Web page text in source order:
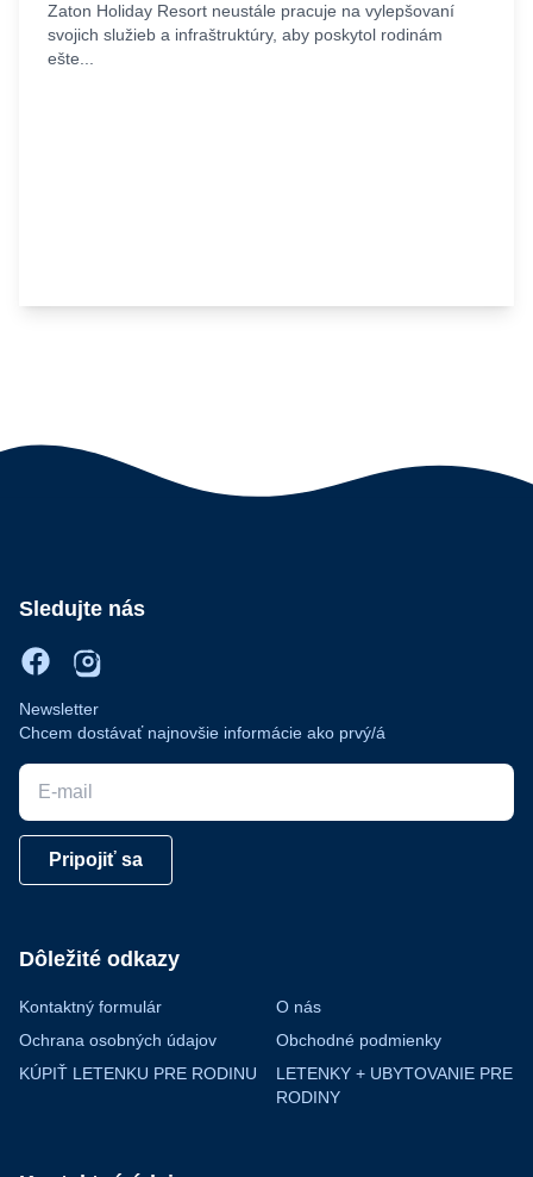
Zaton Holiday Resort neustále pracuje na vylepšovaní
svojich služieb a infraštruktúry, aby poskytol rodinám
ešte...
Sledujte nás
Newsletter
Chcem dostávať najnovšie informácie ako prvý/á
E-mail
Pripojiť sa
Dôležité odkazy
Kontaktný formulár
O nás
Ochrana osobných údajov
Obchodné podmienky
KÚPIŤ LETENKU PRE RODINU
LETENKY + UBYTOVANIE PRE
RODINY